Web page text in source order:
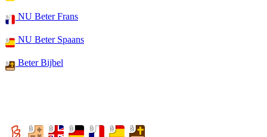
NU Beter Frans
NU Beter Spaans
Beter Bijbel